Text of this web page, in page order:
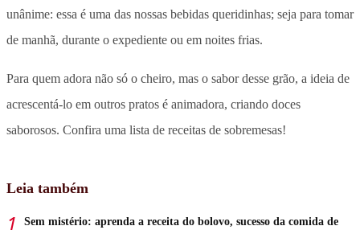
unânime: essa é uma das nossas bebidas queridinhas; seja para tomar
de manhã, durante o expediente ou em noites frias.
Para quem adora não só o cheiro, mas o sabor desse grão, a ideia de
acrescentá-lo em outros pratos é animadora, criando doces
saborosos. Confira uma lista de receitas de sobremesas!
Leia também
Sem mistério: aprenda a receita do bolovo, sucesso da comida de